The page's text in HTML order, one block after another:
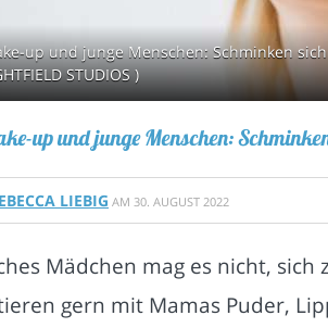
up und junge Menschen: Schminken
STUDIOS )
up und junge Menschen:
LIEBIG AM 30. AUGUST 2022
Mädchen mag es nicht, sich
gern mit Mamas Puder,